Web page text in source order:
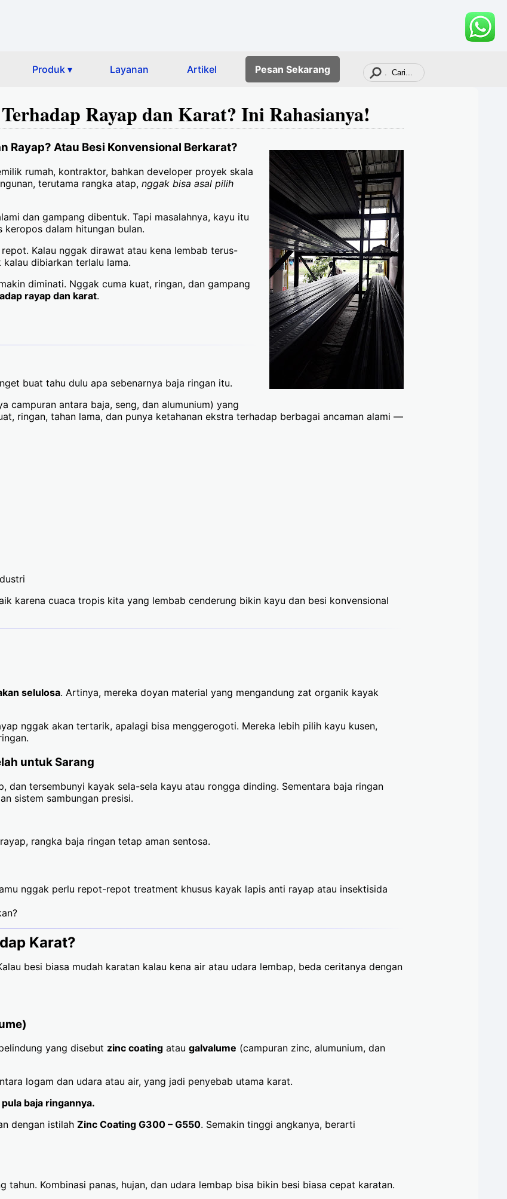
Produk ▾ Layanan Artikel Pesan Sekarang
Rayap dan Karat? Ini Rahasianya!
Rayap? Atau Besi Konvensional Berkarat?
rumah, kontraktor, bahkan developer proyek skala
terutama rangka atap,nggak bisa asal pilih
dan gampang dibentuk. Tapi masalahnya, kayu itu
keropos dalam hitungan bulan.
Kalau nggak dirawat atau kena lembab terus-
dibiarkan terlalu lama.
diminati. Nggak cuma kuat, ringan, dan gampang
rayap dan karat.
buat tahu dulu apa sebenarnya baja ringan itu.
campuran antara baja, seng, dan alumunium) yang
ringan, tahan lama, dan punya ketahanan ekstra terhadap berbagai ancaman alami —
karena cuaca tropis kita yang lembab cenderung bikin kayu dan besi konvensional
selulosa. Artinya, mereka doyan material yang mengandung zat organik kayak
nggak akan tertarik, apalagi bisa menggerogoti. Mereka lebih pilih kayu kusen,
untuk Sarang
dan tersembunyi kayak sela-sela kayu atau rongga dinding. Sementara baja ringan
sistem sambungan presisi.
rangka baja ringan tetap aman sentosa.
nggak perlu repot-repot treatment khusus kayak lapis anti rayap atau insektisida
Karat?
besi biasa mudah karatan kalau kena air atau udara lembap, beda ceritanya dengan
yang disebut zinc coating ataugalvalume (campuran zinc, alumunium, dan
logam dan udara atau air, yang jadi penyebab utama karat.
baja ringannya.
dengan istilahZinc Coating G300 – G550. Semakin tinggi angkanya, berarti
tahun. Kombinasi panas, hujan, dan udara lembap bisa bikin besi biasa cepat karatan.